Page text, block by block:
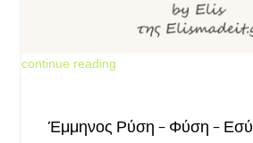
Jun 18, 2026
Έμμηνος Ρύση – Φύση – Εσύ
continue reading